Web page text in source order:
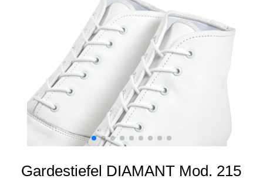
Gardestiefel DIAMANT Mod. 215